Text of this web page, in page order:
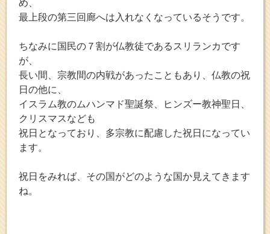
め、
最上段の第三回廊へは入れなくなっているそうです。
ちなみに国民の７割が仏教徒であるスリランカです
が、
長い間、宗教間の内戦があったこともあり、仏教の祝
日の他に、
イスラム教のムハンマド聖誕祭、ヒンズー教神聖日、
クリスマスなども
祝日となっており、多宗教に配慮した祝日になってい
ます。
祝日をみれば、その国がどのような国か見えてきます
ね。